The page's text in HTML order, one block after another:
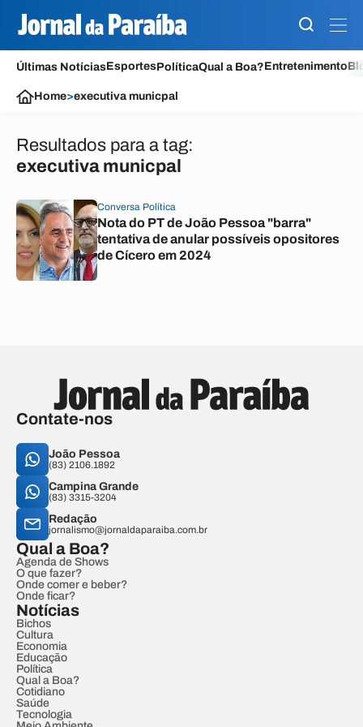
Últimas NotíciasEsportesPolíticaQual a Boa?Entretenimento
Home>executiva municpal
Resultados para a tag:
executiva municpal
Conversa Política
Nota do PT de João Pessoa "barra"
tentativa de anular possíveis opositores
de Cícero em 2024
Contate-nos
João Pessoa
(83) 2106.1892
Campina Grande
(83) 3315-3204
Redação
jornalismo@jornaldaparaiba.com.br
Qual a Boa?
Agenda de Shows
O que fazer?
Onde comer e beber?
Onde ficar?
Notícias
Bichos
Cultura
Economia
Educação
Política
Qual a Boa?
Cotidiano
Saúde
Tecnologia